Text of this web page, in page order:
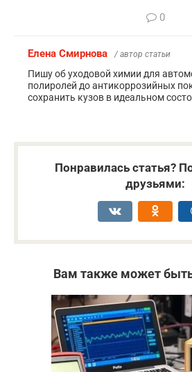
0
Елена Смирнова / автор статьи
Пишу об уходовой химии для
полиролей до антикоррозийных
сохранить кузов в идеальном
Понравилась статья?
друзьями:
Вам также может